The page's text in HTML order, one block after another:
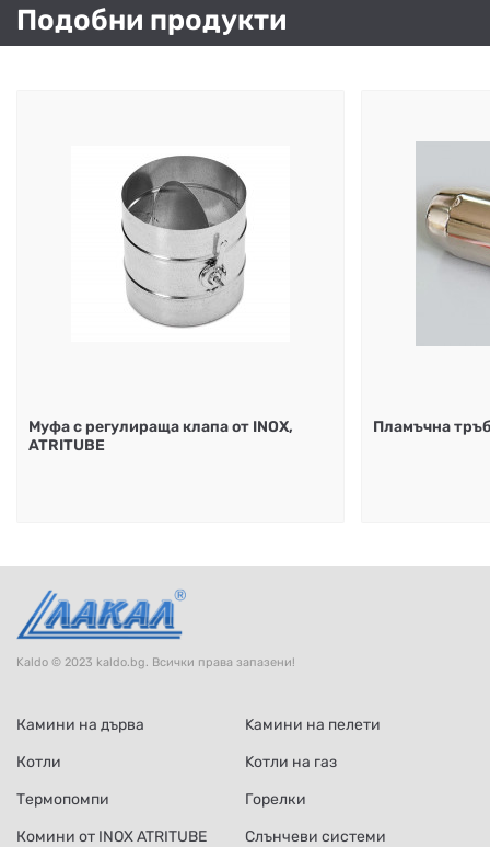
Подобни продукти
Муфа с регулираща клапа от INOX,
ATRITUBE
Пламъчна
Kaldo © 2023 kaldo.bg. Всички права запазени!
Камини на дърва
Kамини на пелети
Котли
Kотли на газ
Термопомпи
Горелки
Комини от INOX ATRITUBE
Слънчеви системи